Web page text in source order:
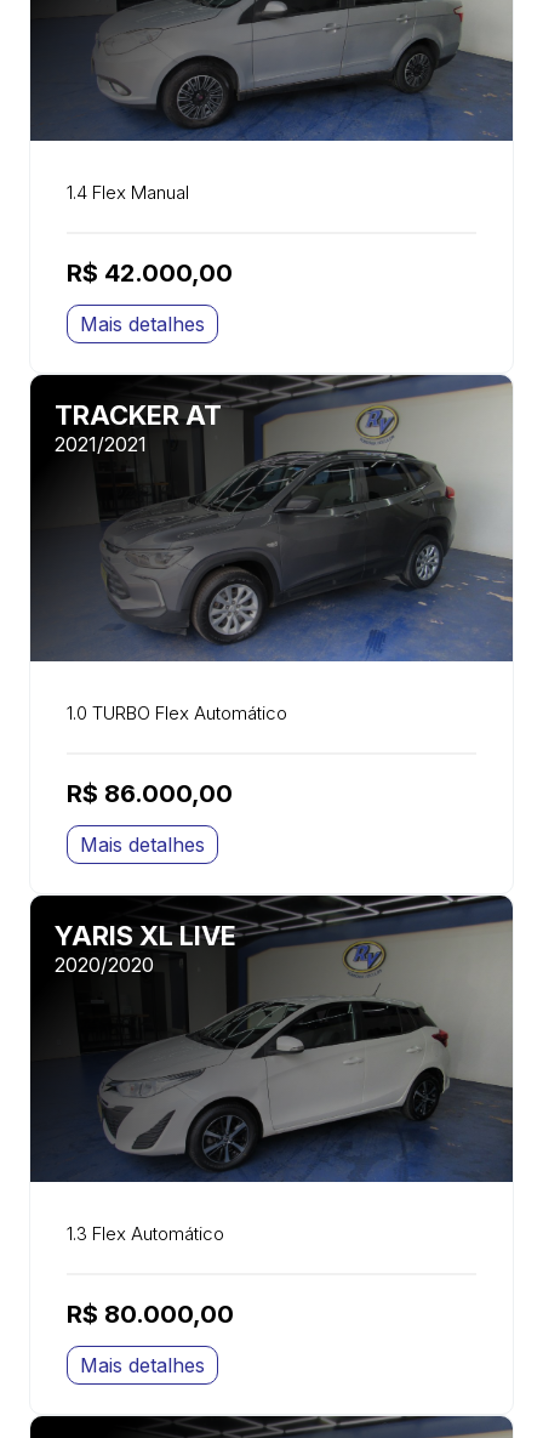
1.4 Flex Manual
R$ 42.000,00
Mais detalhes
TRACKER AT
2021/2021
1.0 TURBO Flex Automático
R$ 86.000,00
Mais detalhes
YARIS XL LIVE
2020/2020
1.3 Flex Automático
R$ 80.000,00
Mais detalhes